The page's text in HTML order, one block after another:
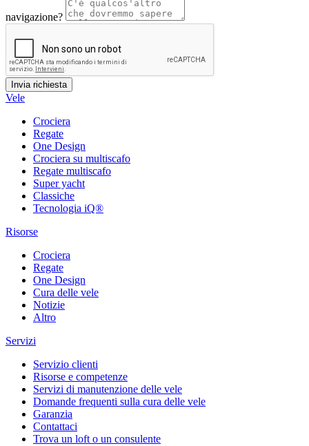
navigazione?
Vele
Crociera
Regate
One Design
Crociera su multiscafo
Regate multiscafo
Super yacht
Classiche
Tecnologia iQ®
Risorse
Crociera
Regate
One Design
Cura delle vele
Notizie
Altro
Servizi
Servizio clienti
Risorse e competenze
Servizi di manutenzione delle vele
Domande frequenti sulla cura delle vele
Garanzia
Contattaci
Trova un loft o un consulente